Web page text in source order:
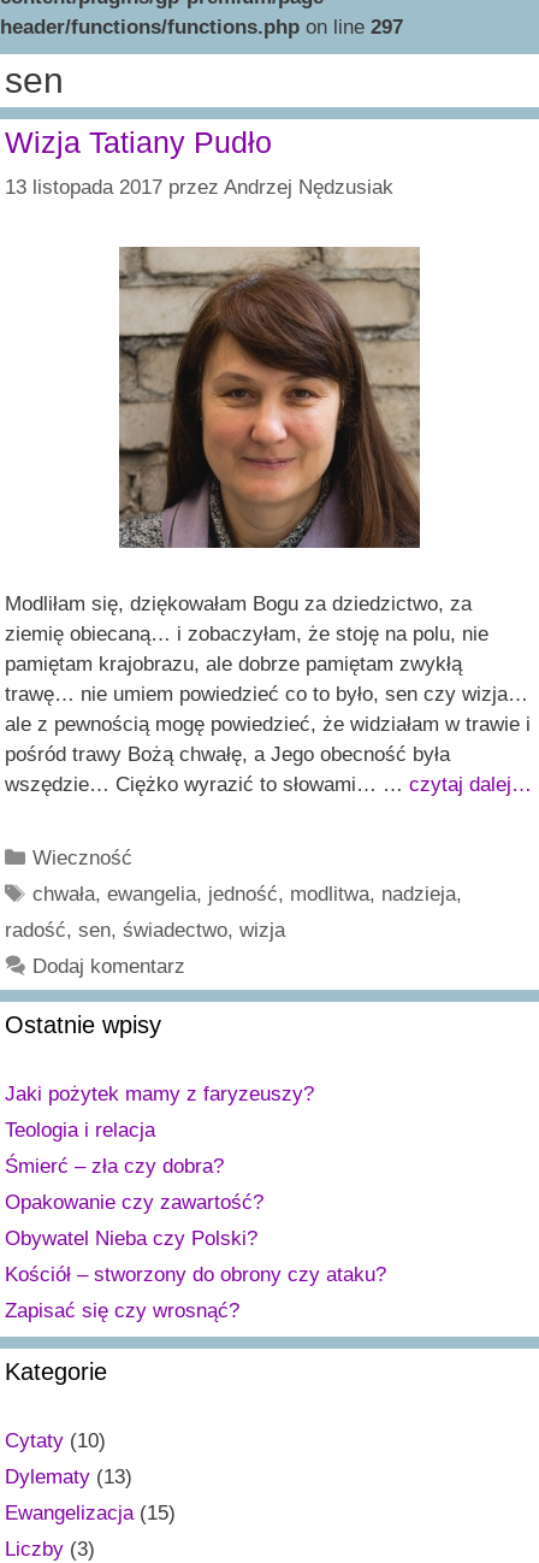
header/functions/functions.php on line 297
sen
Wizja Tatiany Pudło
13 listopada 2017 przez Andrzej Nędzusiak
Modliłam się, dziękowałam Bogu za dziedzictwo, za
ziemię obiecaną… i zobaczyłam, że stoję na polu, nie
pamiętam krajobrazu, ale dobrze pamiętam zwykłą
trawę… nie umiem powiedzieć co to było, sen czy wizja…
ale z pewnością mogę powiedzieć, że widziałam w trawie i
pośród trawy Bożą chwałę, a Jego obecność była
wszędzie… Ciężko wyrazić to słowami… … czytaj dalej…
Kategorie
Wieczność
Tagi
chwała,ewangelia, jedność, modlitwa, nadzieja,
radość, sen, świadectwo, wizja
Dodaj komentarz
Ostatnie wpisy
Jaki pożytek mamy z faryzeuszy?
Teologia i relacja
Śmierć – zła czy dobra?
Opakowanie czy zawartość?
Obywatel Nieba czy Polski?
Kościół – stworzony do obrony czy ataku?
Zapisać się czy wrosnąć?
Kategorie
Cytaty (10)
Dylematy (13)
Ewangelizacja(15)
Liczby (3)